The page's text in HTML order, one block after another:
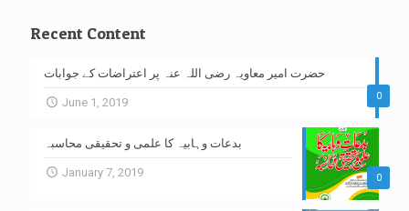
Recent Content
0
حضرت امیر معاویہ رضی اللہ عنہ پر اعتراضات کے جوابات
June 1, 2019
0
بدعات وہابیہ کا علمی و تحقیقی محاسبہ
January 7, 2019